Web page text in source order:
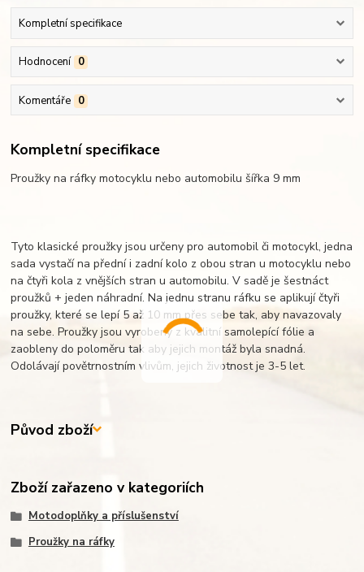
Kompletní specifikace
Hodnocení 0
Komentáře 0
Kompletní specifikace
Proužky na ráfky motocyklu nebo automobilu šířka 9 mm
Tyto klasické proužky jsou určeny pro automobil či motocykl, jedna
sada vystačí na přední i zadní kolo z obou stran u motocyklu nebo
na čtyři kola z vnějších stran u automobilu. V sadě je šestnáct
proužků + jeden náhradní. Na jednu stranu ráfku se aplikují čtyři
proužky, které se lepí 5 až 10 mm přes sebe tak, aby navazovaly
na sebe. Proužky jsou vyrobeny z kvalitní samolepící fólie a
zaobleny do poloměru tak aby jejich montáž byla snadná.
Odolávají povětrnostním vlivům, jejich životnost je 3-5 let.
Původ zboží
Zboží zařazeno v kategoriích
Motodoplňky a příslušenství
Proužky na ráfky